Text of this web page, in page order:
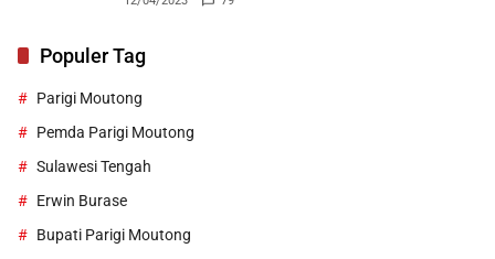
Populer Tag
Parigi Moutong
Pemda Parigi Moutong
Sulawesi Tengah
Erwin Burase
Bupati Parigi Moutong